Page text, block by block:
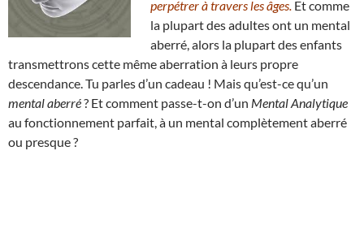
perpétrer à travers les âges. Et comme
la plupart des adultes ont un mental
aberré, alors la plupart des enfants
transmettrons cette même aberration à leurs propre
descendance. Tu parles d’un cadeau ! Mais qu’est-ce qu’un
mental aberré? Et comment passe-t-on d’un Mental Analytique
au fonctionnement parfait, à un mental complètement aberré
ou presque ?